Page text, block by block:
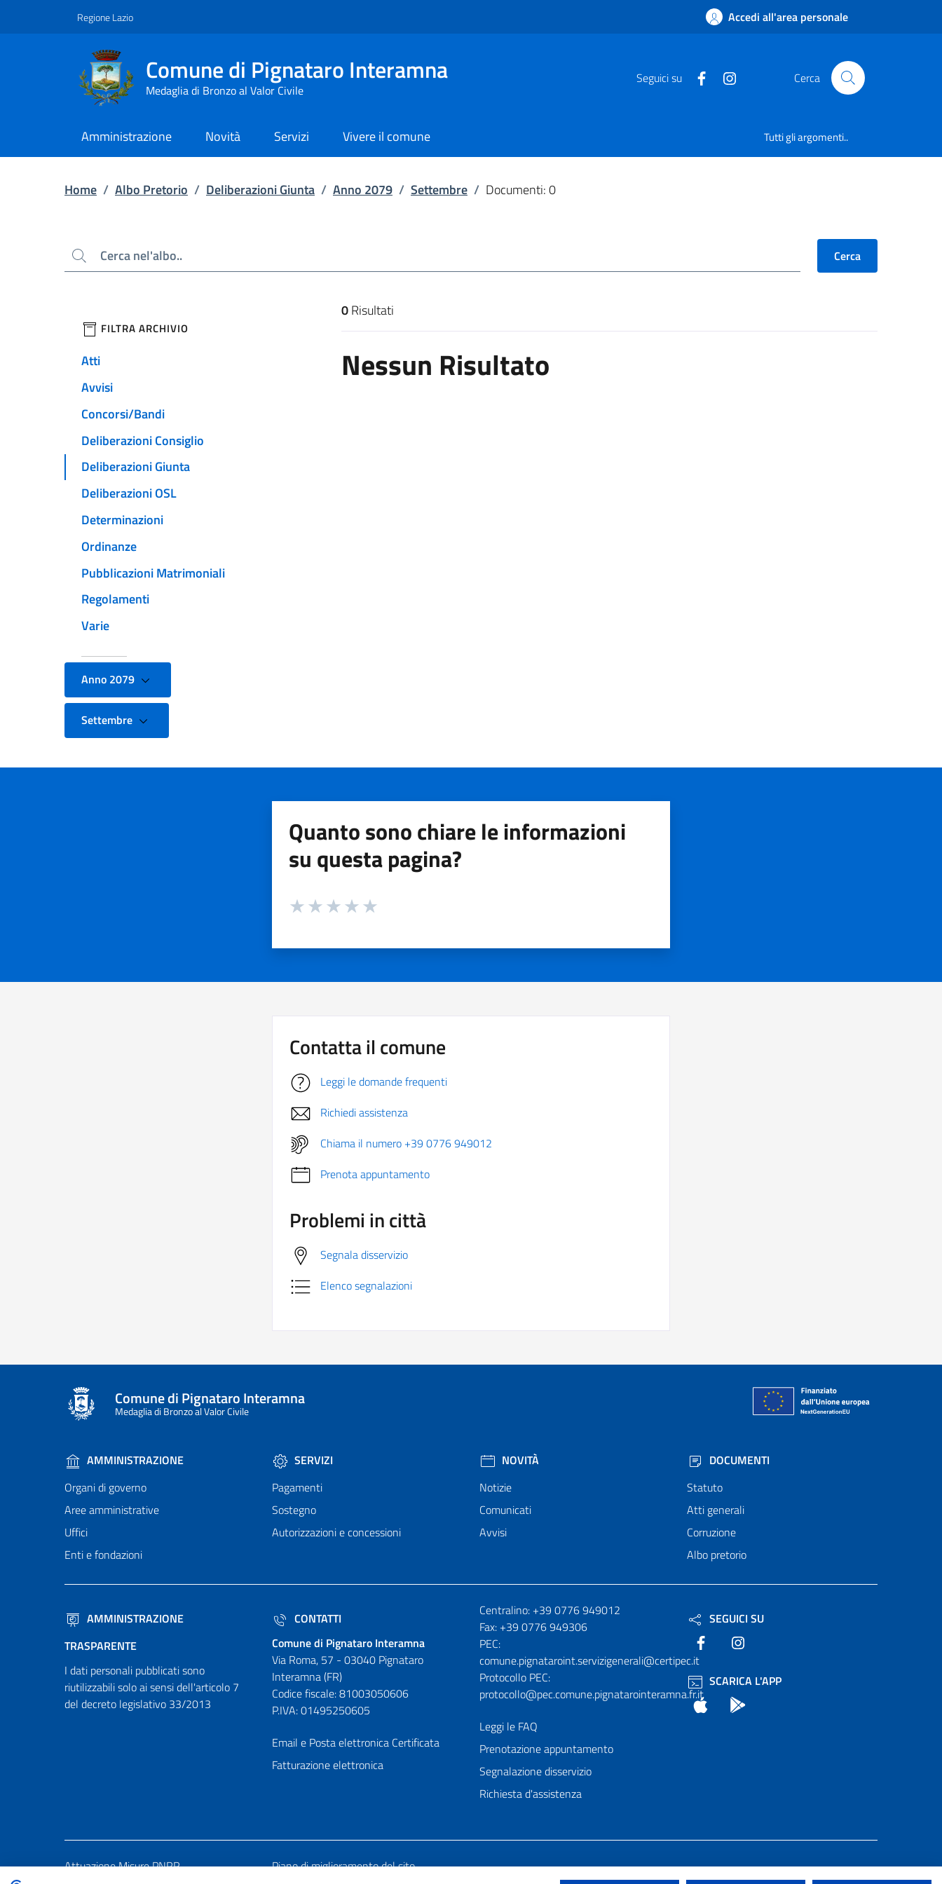
Regione Lazio Accedi all'area personale
Comune di Pignataro Interamna
Medaglia di Bronzo al Valor Civile
Seguici su Cerca
Amministrazione Novità Servizi Vivere il comune Tutti gli argomenti..
Home / Albo Pretorio / Deliberazioni Giunta / Anno 2079 / Settembre / Documenti: 0
Cerca Cerca
filtri da applicare
FILTRA ARCHIVIO
Atti
Avvisi
Concorsi/Bandi
Deliberazioni Consiglio
Deliberazioni Giunta
Deliberazioni OSL
Determinazioni
Ordinanze
Pubblicazioni Matrimoniali
Regolamenti
Varie
Anno 2079
Settembre
Risultati di ricerca
0Risultati
Nessun Risultato
Quanto sono chiare le informazioni
su questa pagina?
Valuta da 1 a 5 stelle la pagina
Contatta il comune
Leggi le domande frequenti
Richiedi assistenza
Chiama il numero +39 0776 949012
Prenota appuntamento
Problemi in città
Segnala disservizio
Elenco segnalazioni
Comune di Pignataro Interamna
Medaglia di Bronzo al Valor Civile
AMMINISTRAZIONE
Organi di governo
Aree amministrative
Uffici
Enti e fondazioni
SERVIZI
Pagamenti
Sostegno
Autorizzazioni e concessioni
NOVITÀ
Notizie
Comunicati
Avvisi
DOCUMENTI
Statuto
Atti generali
Corruzione
Albo pretorio
AMMINISTRAZIONE
TRASPARENTE
I dati personali pubblicati sono
riutilizzabili solo ai sensi dell'articolo 7
del decreto legislativo 33/2013
CONTATTI
Comune di Pignataro Interamna
Via Roma, 57 - 03040 Pignataro
Interamna (FR)
Codice fiscale: 81003050606
P.IVA: 01495250605
Email e Posta elettronica Certificata
Fatturazione elettronica
Numeri utili
Centralino: +39 0776 949012
Fax: +39 0776 949306
PEC:
comune.pignataroint.servizigenerali@certipec.it
Protocollo PEC:
protocollo@pec.comune.pignatarointeramna.fr.it
Leggi le FAQ
Prenotazione appuntamento
Segnalazione disservizio
Richiesta d'assistenza
SEGUICI SU
Facebook
SCARICA L'APP
App Store
Attuazione Misure PNRR Piano di miglioramento del sito